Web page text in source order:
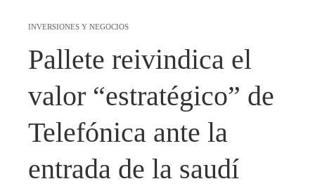
INVERSIONES Y NEGOCIOS
Pallete reivindica el
valor “estratégico” de
Telefónica ante la
entrada de la saudí